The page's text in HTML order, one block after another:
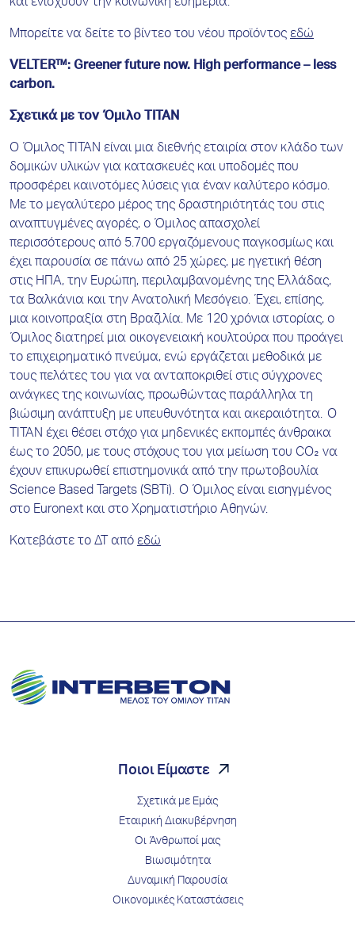
και ενισχύουν την κοινωνική ευημερία.
Μπορείτε να δείτε το βίντεο του νέου προϊόντος εδώ
VELTER™: Greener future now. High performance – less
carbon.
Σχετικά με τον Όμιλο ΤΙΤΑΝ
Ο Όμιλος ΤΙΤΑΝ είναι μια διεθνής εταιρία στον κλάδο των
δομικών υλικών για κατασκευές και υποδομές που
προσφέρει καινοτόμες λύσεις για έναν καλύτερο κόσμο.
Με το μεγαλύτερο μέρος της δραστηριότητάς του στις
αναπτυγμένες αγορές, ο Όμιλος απασχολεί
περισσότερους από 5.700 εργαζόμενους παγκοσμίως και
έχει παρουσία σε πάνω από 25 χώρες, με ηγετική θέση
στις ΗΠΑ, την Ευρώπη, περιλαμβανομένης της Ελλάδας,
τα Βαλκάνια και την Ανατολική Μεσόγειο. Έχει, επίσης,
μια κοινοπραξία στη Βραζιλία. Με 120 χρόνια ιστορίας, ο
Όμιλος διατηρεί μια οικογενειακή κουλτούρα που προάγει
το επιχειρηματικό πνεύμα, ενώ εργάζεται μεθοδικά με
τους πελάτες του για να ανταποκριθεί στις σύγχρονες
ανάγκες της κοινωνίας, προωθώντας παράλληλα τη
βιώσιμη ανάπτυξη με υπευθυνότητα και ακεραιότητα. Ο
ΤΙΤΑΝ έχει θέσει στόχο για μηδενικές εκπομπές άνθρακα
έως το 2050, με τους στόχους του για μείωση του CO₂ να
έχουν επικυρωθεί επιστημονικά από την πρωτοβουλία
Science Based Targets (SBTi). Ο Όμιλος είναι εισηγμένος
στο Euronext και στο Χρηματιστήριο Αθηνών.
Κατεβάστε το ΔΤ από εδώ
Ποιοι Είμαστε
Σχετικά με Εμάς
Εταιρική Διακυβέρνηση
Οι Άνθρωποί μας
Βιωσιμότητα
Δυναμική Παρουσία
Οικονομικές Καταστάσεις